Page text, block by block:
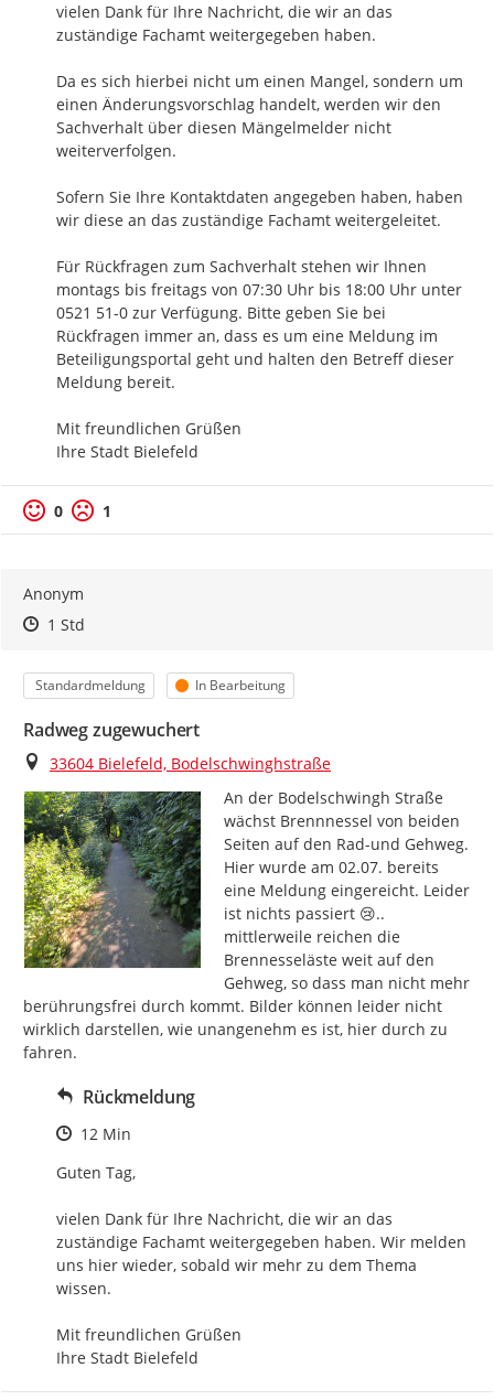
vielen Dank für Ihre Nachricht, die wir an das
zuständige Fachamt weitergegeben haben.
Da es sich hierbei nicht um einen Mangel, sondern um
einen Änderungsvorschlag handelt, werden wir den
Sachverhalt über diesen Mängelmelder nicht
weiterverfolgen.
Sofern Sie Ihre Kontaktdaten angegeben haben, haben
wir diese an das zuständige Fachamt weitergeleitet.
Für Rückfragen zum Sachverhalt stehen wir Ihnen
montags bis freitags von 07:30 Uhr bis 18:00 Uhr unter
0521 51-0 zur Verfügung. Bitte geben Sie bei
Rückfragen immer an, dass es um eine Meldung im
Beteiligungsportal geht und halten den Betreff dieser
Meldung bereit.
Mit freundlichen Grüßen
Ihre Stadt Bielefeld
0 1
Anonym
Zeitpunkt des Erstellens
Zeitpunkt des Erstellens
1 StdZur Äußerung
Kategorie
Standardmeldung Status
In Bearbeitung
Radweg zugewuchert
Ort
33604 Bielefeld, Bodelschwinghstraße
An der Bodelschwingh Straße
wächst Brennnessel von beiden
Seiten auf den Rad-und Gehweg.
Hier wurde am 02.07. bereits
eine Meldung eingereicht. Leider
ist nichts passiert 😢..
mittlerweile reichen die
Brennesseläste weit auf den
Gehweg, so dass man nicht mehr
berührungsfrei durch kommt. Bilder können leider nicht
wirklich darstellen, wie unangenehm es ist, hier durch zu
fahren.
Rückmeldung
Zeitpunkt des Erstellens
12 Min
Guten Tag,
vielen Dank für Ihre Nachricht, die wir an das
zuständige Fachamt weitergegeben haben. Wir melden
uns hier wieder, sobald wir mehr zu dem Thema
wissen.
Mit freundlichen Grüßen
Ihre Stadt Bielefeld